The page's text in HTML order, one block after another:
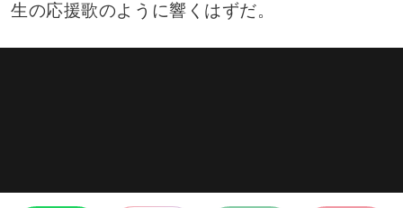
生の応援歌のように響くはずだ。